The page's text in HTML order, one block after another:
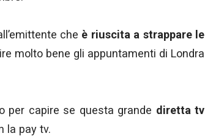
che è riuscita a strappare le
molto bene gli appuntamenti di Londra
per capire se questa grande diretta tv
la pay tv.